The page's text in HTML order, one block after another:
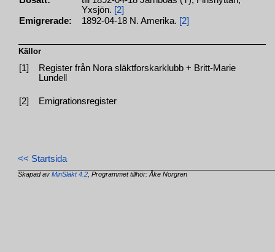
Yxsjön. [2]
Emigrerade:
1892-04-18 N. Amerika. [2]
Källor
[1]
Register från Nora släktforskarklubb + Britt-Marie
Lundell
[2] Emigrationsregister
<< Startsida
Skapad avMinSläkt 4.2 , Programmet tillhör: Åke Norgren